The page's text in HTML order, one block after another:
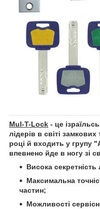
Mul-T-Lock - це
лідерів в світі
році й входить у групу
впевнено йде в ногу зі
Висока секретність
Максимальна
частин;
Можливості